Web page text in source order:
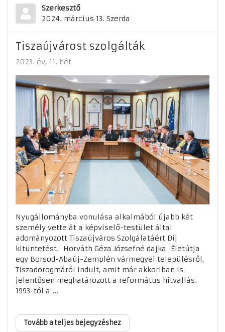
Szerkesztő
2024. március 13. Szerda
Tiszaújvárost szolgálták
2023. év 11. hét
Nyugállományba vonulása alkalmából újabb két
személy vette át a képviselő-testület által
adományozott Tiszaújváros Szolgálatáért Díj
kitüntetést. Horváth Géza Józsefné dajka Életútja
egy Borsod-Abaúj-Zemplén vármegyei településről,
Tiszadorogmáról indult, amit már akkoriban is
jelentősen meghatározott a református hitvallás.
1993-tól a ...
Tovább a teljes bejegyzéshez